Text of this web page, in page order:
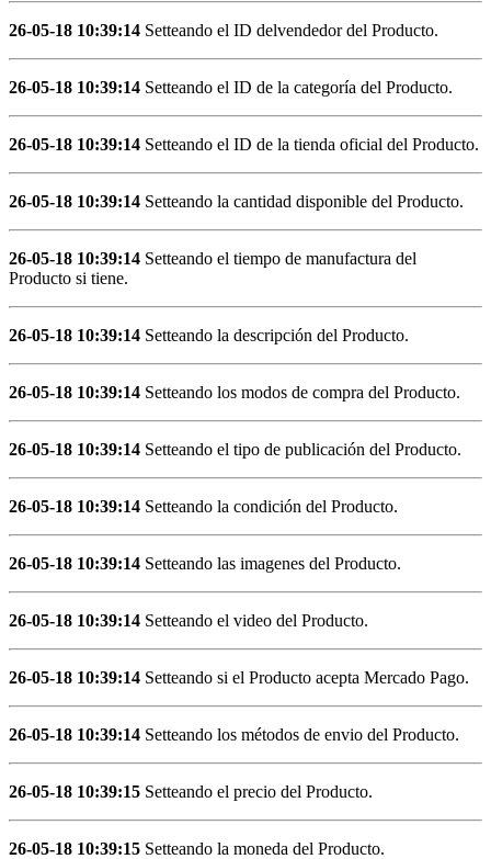
26-05-18 10:39:14 Setteando el ID delvendedor del Producto.
26-05-18 10:39:14 Setteando el ID de la categoría del Producto.
26-05-18 10:39:14 Setteando el ID de la tienda oficial del Producto.
26-05-18 10:39:14 Setteando la cantidad disponible del Producto.
26-05-18 10:39:14 Setteando el tiempo de manufactura del
Producto si tiene.
26-05-18 10:39:14 Setteando la descripción del Producto.
26-05-18 10:39:14 Setteando los modos de compra del Producto.
26-05-18 10:39:14 Setteando el tipo de publicación del Producto.
26-05-18 10:39:14 Setteando la condición del Producto.
26-05-18 10:39:14 Setteando las imagenes del Producto.
26-05-18 10:39:14 Setteando el video del Producto.
26-05-18 10:39:14 Setteando si el Producto acepta Mercado Pago.
26-05-18 10:39:14 Setteando los métodos de envio del Producto.
26-05-18 10:39:15 Setteando el precio del Producto.
26-05-18 10:39:15 Setteando la moneda del Producto.